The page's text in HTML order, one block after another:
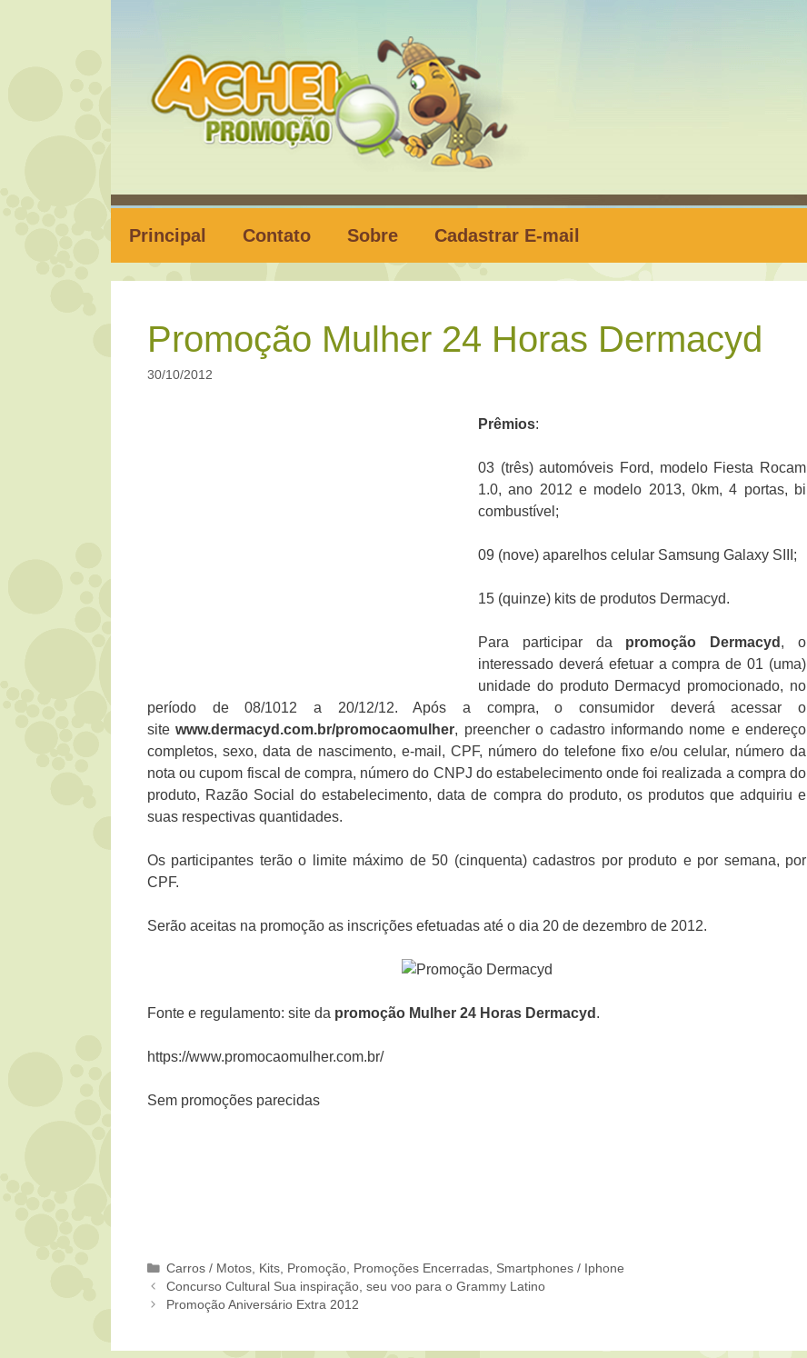
Principal Contato Sobre Cadastrar E-mail
Promoção Mulher 24 Horas Dermacyd
30/10/2012
Prêmios:
03 (três) automóveis Ford, modelo Fiesta Rocam
1.0, ano 2012 e modelo 2013, 0km, 4 portas, bi
combustível;
09 (nove) aparelhos celular Samsung Galaxy SIII;
15 (quinze) kits de produtos Dermacyd.
Para participar da promoção Dermacyd , o
interessado deverá efetuar a compra de 01 (uma)
unidade do produto Dermacyd promocionado, no
período de 08/1012 a 20/12/12. Após a compra, o consumidor deverá acessar o
sitewww.dermacyd.com.br/promocaomulher, preencher o cadastro informando nome e endereço
completos, sexo, data de nascimento, e-mail, CPF, número do telefone fixo e/ou celular, número da
nota ou cupom fiscal de compra, número do CNPJ do estabelecimento onde foi realizada a compra do
produto, Razão Social do estabelecimento, data de compra do produto, os produtos que adquiriu e
suas respectivas quantidades.
Os participantes terão o limite máximo de 50 (cinquenta) cadastros por produto e por semana, por
CPF.
Serão aceitas na promoção as inscrições efetuadas até o dia 20 de dezembro de 2012.
Fonte e regulamento: site da promoção Mulher 24 Horas Dermacyd .
https://www.promocaomulher.com.br/
Sem promoções parecidas
Categorias
Carros / Motos Kits Promoção Promoções Encerradas Smartphones / Iphone
Concurso Cultural Sua inspiração, seu voo para o Grammy Latino
Promoção Aniversário Extra 2012